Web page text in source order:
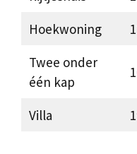
Hoekwoning
Twee onder
één kap
Villa